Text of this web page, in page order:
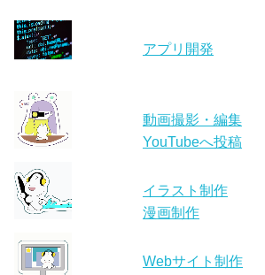
アプリ開発
動画撮影・編集
YouTubeへ投稿
イラスト制作
漫画制作
Webサイト制作